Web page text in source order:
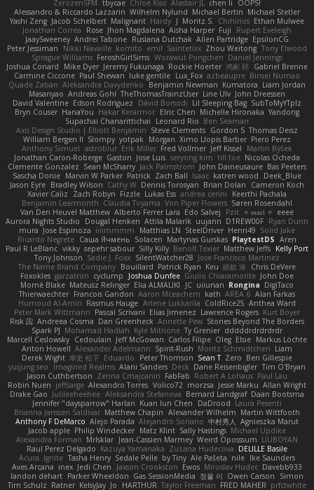
ZerozenSFM tbycae Chloe Kiso Alastair JL chen li
OOPS!
Alessandro & Riccardo Lazzarin Wilhelm Nylund Michael Bertin Michael Stetler
Yashi Zeng Jacob Schelbert Malignant Hardy J Moritz S. Chihirios Ethan Mulwee
Jonathan Correa
Rose Jhon Magdalena Aisha Harper Fuji
Rupert Eveleigh
JaaySweeney Andrei Tabone Ruslana Dutchak Allen Partridge EpsilonCG
Peter Jessiman
Nikki Navaille komito emil Saintetixx Zhou Weitong Tony Elwood
Sprague Williams FeroshGirlSims Worawut Pongchen Daniel Jennings
Joshua Conard
Mike Dyer Jeremy Fukunaga Rockie Hoerter 鸿彬 邱 Gabriel Brenne
Carmine Ciccone Paul Shewan luke gentile Lux_Fox azbeaupre Binsei Numao
Quade Zaban Aleksandra Davydenko Benjamin Newman Kumatora Liam Jordan
Masanyao Andreas Gohl TheThomasTrainzUser Line Ulv John Dreessen
David Valentine Edson Rodriguez Dávid Borsodi Lil Sleeping Bag SubToMyYTplz
Bryn Couser HanaYou Hakar Kerarmor Elric Chen Michelle Hironaka Yandong
Supachai Chanarittichai
Leonard Rio Ben Seaman
Axis Design Studio | Elliott Benjamin Steve Clements Gordon S Thomas Deisz
William Bergen II Slompy yotpak Morgan Ximo Llopis Barber Piero Perez
Anthony Simuel astroblur Erik Miller Fred Vollmer Jeff Kissel
Martin Býšek
Jonathan Caron-Roberge Gaston Jose Luis seryong kim till toe Nicolas Ocheda
Clemente Gonzalez Sean McSharry Jack Palmstrom John Daineusaure Bas Peeters
Sascha Donie Marvin W Parker Patrick Zach Ball Isaac katren wood
Deek_Blue
Jason Eyre Bradley Wilson Cathy W Dennis Torosyan Brian Dolan
Cameron Koch
Xavier Caliz
Zach Robyn Fizzle Lukas Ess andrea cerini
Keerthi Pachala
Benjamin Learmonth Claudia Toyama Von Piper Flowers Søren Rosendahl
Van Den Heuvel Matthew Alberto Ferrer Lara Edo Salvej Pzit ✧ 𝔪𝔞𝔯𝔦 ✧ eeee
Aurora Nights Studio
Dougal Henken Attila Malarik uujann D1REW00F Ryan Dunn
mura Jose Espinoza iiiimmmm Matthias LN SteelDriver Henri49 Solid Jake
Ricardo Negrete Саша Ячмень Solacen Martynas Gurskas PlaytestDS Aren
Paul R LeBlanc vikky sepehr sabour Silly Killy Benoît Texier Matthew Jeffs Kelly Port
Tony Johnson Sadie J. Foxx SilentWatcher28 Jose Francisco Martinez
The Name Brand Company Bouillard Patrick Ryan Keu 皓欽 涂 Chris DeVere
Foxokles garzatron cyclump Joshua Dunfee Giulio Chiaramonte John Doe
Mornè Blake Mateusz Relinger Elia ALMALIKI JC uiiunan Rongina DigiTaco
Thierwaechter Francois Gandon Aaron Mceachern kath AREA 6 Alan Farkas
Humoud Al-Amiri Rasmus Hauge Arlene Lukkarila ColdRice25 Anthea Ward
Peter Mark Wittmann Pascal Scrivani Elias Jimenez Lawrence Rogers Kurt Boyer
Risk 📀 Andreea Cosma Dan Greenheck Annette Pew Stories Beyond The Borders
Spark PJ Mohamad Hadlah Kyle Mitrione Ty Grenier dddddrdrdrdrdr
Marcell Ceslowsky Cedoulain Jeff McGowan Carlos Filipe Oleg Elsie Markus Löchte
Anton Howell Alexander Adelmann Spirit-Rush Moritz Schmidtchen Liam
Derek Wight 幸史 松下 Eduardo Peter Thomson Sean T Zero Ben Gillespie
yuijung seo
Imagined Realms Alani Sanders Deck Dane Reisenbigler Tim O'Bryan
Jason Cuthbertson Zerina Cmajcanin FabFab Robert A Lohaus Paul Lau
Robin Nuen jeffsarge Alexandro Torres Volico72 morzsa Jesse Marku Allan Wright
Drake Gao Julileeheehee Aleksandra Stefanova Bernard Landgraf Daan Bootsma
Jennifer "daysparrow" Harlan Kuan lun Chen DaDrood Laura Pesenti
Brianna Janssen Saldivar Matthew Chapin Alexander Wilhelm Martin Wittfooth
Anthony F DeMarco Alejo Parada Alejandro Soriano 中村秀人
Agnieszka Marut
Jacob apple Philip Windecker Matz Klint Sally Hastings Michael Updike
Alexandra Forman MrIsklar Jean-Cassien Marmey Weird Oposssum LIUBOYAN
Raul Perez Delgado Kazuya Yamanaka Zuzana Hudecova DELILLE Basile
Acura .Ignite Tasha Henry Sedale Pelle by Tiny Ale Pašeta nile Ike Saunders
Aves Arcana inex Jedi Chen Jaxson Crookston Ewos Miroslav Hudec Davebb933
landon dehart Parker Wheeldon Gas SessionMedia 정율 이 Owen Carson
Simon
Tim Schulz Ratner KelsyJay Jo HARTHUR Taylor Freeman FRED MAHER prfctwhite